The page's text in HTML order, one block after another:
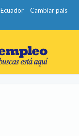
Ecuador Cambiar país